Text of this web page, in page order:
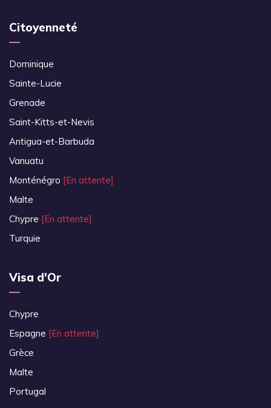
Citoyenneté
Dominique
Sainte-Lucie
Grenade
Saint-Kitts-et-Nevis
Antigua-et-Barbuda
Vanuatu
Monténégro [En attente]
Malte
Chypre [En attente]
Turquie
Visa d'Or
Chypre
Espagne [En attente]
Grèce
Malte
Portugal